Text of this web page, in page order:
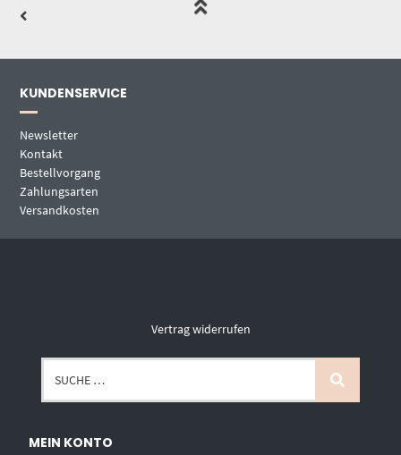
KUNDENSERVICE
Newsletter
Kontakt
Bestellvorgang
Zahlungsarten
Versandkosten
Vertrag widerrufen
MEIN KONTO